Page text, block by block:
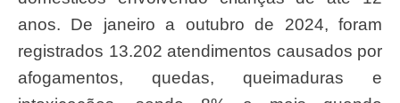
anos. De janeiro a outubro de 2024, foram
registrados 13.202 atendimentos causados por
afogamentos, quedas, queimaduras e